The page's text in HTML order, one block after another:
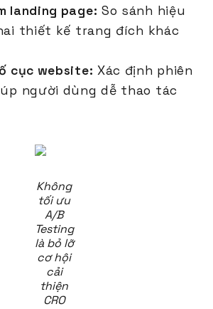
landing page: So sánh hiệu
thiết kế trang đích khác
cục website: Xác định phiên
người dùng dễ thao tác
Không
tối ưu
A/B
Testing
là bỏ lỡ
cơ hội
cải
thiện
CRO